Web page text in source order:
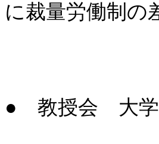
に裁量労働制の
● 教授会 大学